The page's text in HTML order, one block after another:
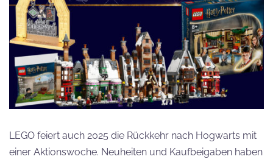
LEGO feiert auch 2025 die Rückkehr nach Hogwarts mit
einer Aktionswoche. Neuheiten und Kaufbeigaben haben